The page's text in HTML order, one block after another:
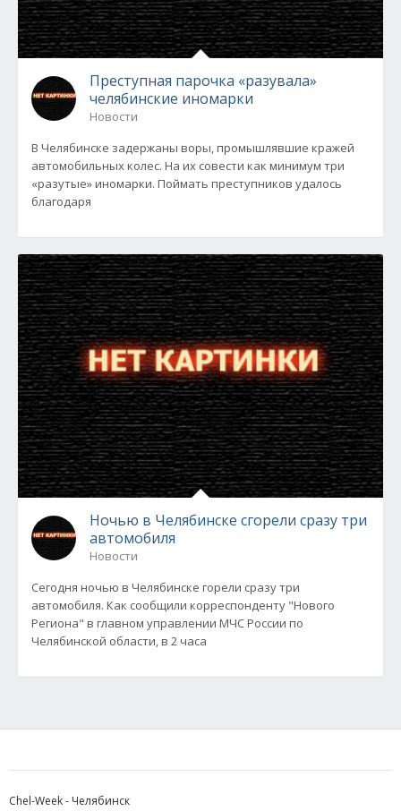
Преступная парочка «разувала»
челябинские иномарки
Новости
В Челябинске задержаны воры, промышлявшие кражей
автомобильных колес. На их совести как минимум три
«разутые» иномарки. Поймать преступников удалось
благодаря
Ночью в Челябинске сгорели сразу три
автомобиля
Новости
Сегодня ночью в Челябинске горели сразу три
автомобиля. Как сообщили корреспонденту "Нового
Региона" в главном управлении МЧС России по
Челябинской области, в 2 часа
Chel-Week - Челябинск